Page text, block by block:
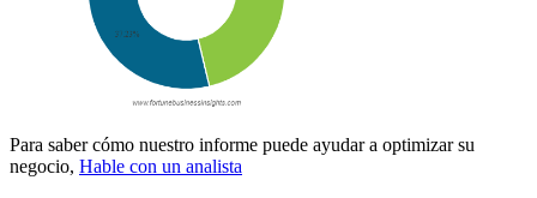
Para saber cómo nuestro informe puede ayudar a optimizar su
negocio, Hable con un analista